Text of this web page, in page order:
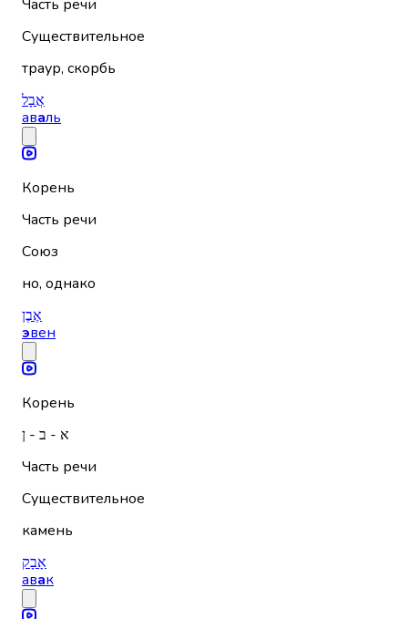
Часть речи
Существительное
траур, скорбь
אֲבָל
аваль
Корень
Часть речи
Союз
но, однако
אֶבֶן
эвен
Корень
א - ב - ן
Часть речи
Существительное
камень
אָבָק
авак